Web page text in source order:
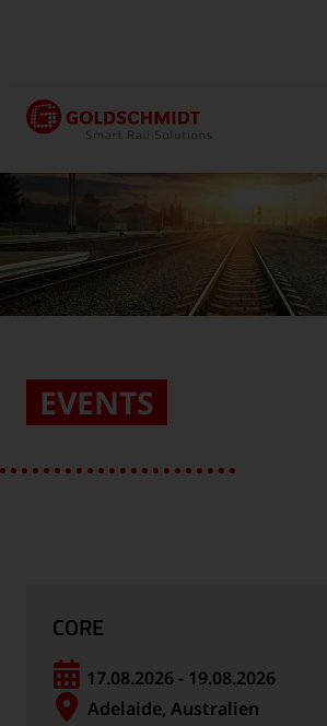
EVENTS
CORE
17.08.2026 - 19.08.2026
Adelaide, Australien